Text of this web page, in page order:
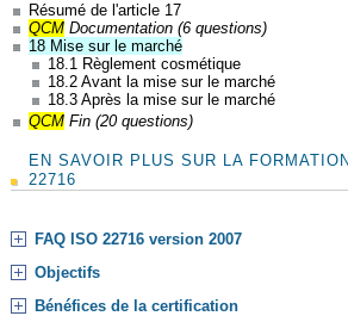
Résumé de l'article 17
QCM Documentation (6 questions)
18 Mise sur le marché
18.1 Règlement cosmétique
18.2 Avant la mise sur le marché
18.3 Après la mise sur le marché
QCM Fin (20 questions)
EN SAVOIR PLUS SUR LA
22716
FAQ ISO 22716 version 2007
Objectifs
Bénéfices de la certification